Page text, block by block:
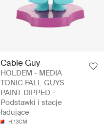
Cable Guy
HOLDEM - MEDIA
TONIC FALL GUYS
PAINT DIPPED -
Podstawki i stacje
ładujące
H:13CM